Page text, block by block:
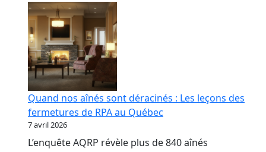
Quand nos aînés sont déracinés : Les leçons des
fermetures de RPA au Québec
7 avril 2026
L’enquête AQRP révèle plus de 840 aînés